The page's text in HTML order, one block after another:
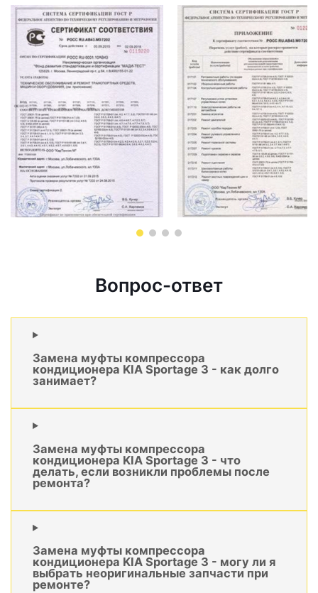
Вопрос-ответ
Замена муфты компрессора
кондиционера KIA Sportage 3 - как долго
занимает?
Замена муфты компрессора
кондиционера KIA Sportage 3 - что
делать, если возникли проблемы после
ремонта?
Замена муфты компрессора
кондиционера KIA Sportage 3 - могу ли я
выбрать неоригинальные запчасти при
ремонте?